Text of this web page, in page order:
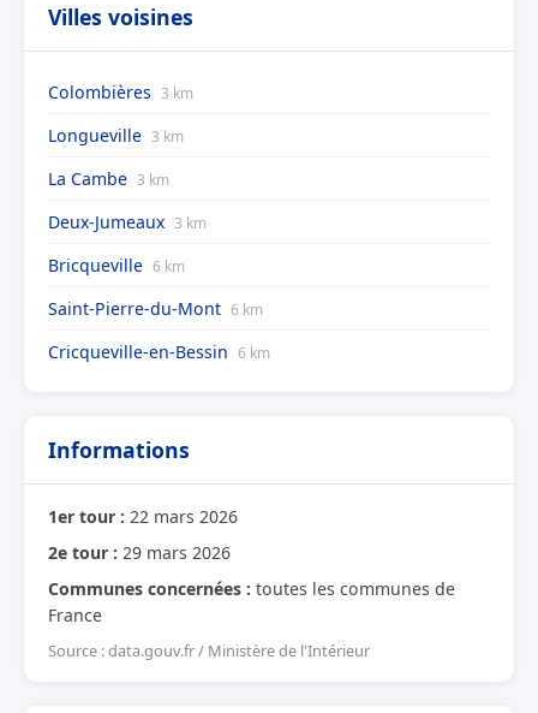
Villes voisines
Colombières 3 km
Longueville 3 km
La Cambe 3 km
Deux-Jumeaux 3 km
Bricqueville 6 km
Saint-Pierre-du-Mont 6 km
Cricqueville-en-Bessin 6 km
Informations
1er tour : 22 mars 2026
2e tour : 29 mars 2026
Communes concernées : toutes les communes de
France
Source : data.gouv.fr / Ministère de l'Intérieur